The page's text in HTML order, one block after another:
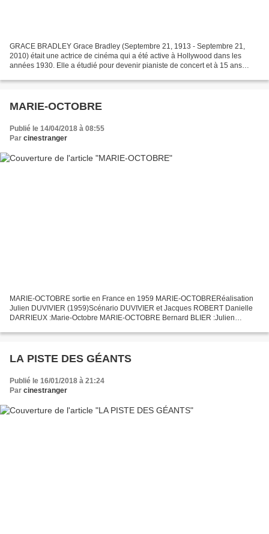
GRACE BRADLEY Grace Bradley (Septembre 21, 1913 - Septembre 21,
2010) était une actrice de cinéma qui a été active à Hollywood dans les
années 1930. Elle a étudié pour devenir pianiste de concert et à 15 ans
MARIE-OCTOBRE
Publié le 14/04/2018 à 08:55
Par cinestranger
MARIE-OCTOBRE sortie en France en 1959 MARIE-OCTOBRERéalisation
Julien DUVIVIER (1959)Scénario DUVIVIER et Jacques ROBERT Danielle
DARRIEUX :Marie-Octobre MARIE-OCTOBRE Bernard BLIER :Julien
LA PISTE DES GÉANTS
Publié le 16/01/2018 à 21:24
Par cinestranger